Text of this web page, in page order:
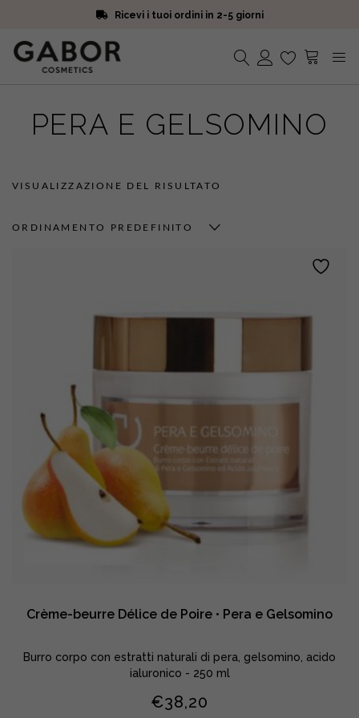
Ricevi i tuoi ordini in 2-5 giorni
Iscriviti alla Newsletter. 15% di sconto e spedizione gratuita
Ricevi i tuoi ordini in 2-5 giorni
PERA E GELSOMINO
VISUALIZZAZIONE DEL RISULTATO
ORDINAMENTO PREDEFINITO
Crème-beurre Délice de Poire • Pera e Gelsomino
Burro corpo con estratti naturali di pera, gelsomino, acido
ialuronico - 250 ml
€38,20